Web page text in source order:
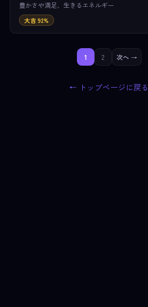
豊かさや満足、生きるエネルギー
大吉 92%
1 2 次へ →
← トップページに戻る